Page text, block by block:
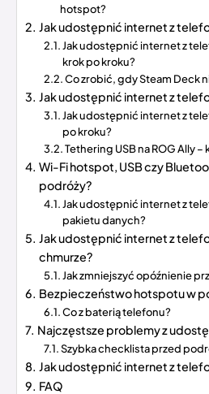
hotspot?
Jak udostępnić internet z
Jak udostępnić internet z
krok po kroku?
Co zrobić, gdy Steam Deck
Jak udostępnić internet z
Jak udostępnić internet z
po kroku?
Tethering USB na ROG Ally –
Wi-Fi hotspot, USB czy
podróży?
Jak udostępnić internet z
pakietu danych?
Jak udostępnić internet z
chmurze?
Jak zmniejszyć opóźnienie
Bezpieczeństwo hotspotu w
Co z baterią telefonu?
Najczęstsze problemy z
Szybka checklista przed
Jak udostępnić internet z
FAQ